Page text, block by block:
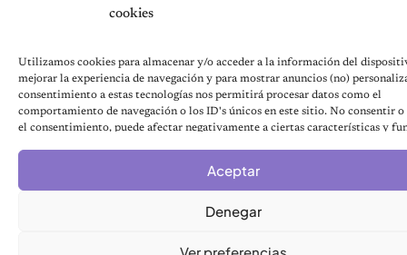
cookies
Utilizamos cookies para almacenar y/o acceder a la información del
mejorar la experiencia de navegación y para mostrar anuncios (no)
consentimiento a estas tecnologías nos permitirá procesar datos como el
comportamiento de navegación o los ID's únicos en este sitio. No consentir
el consentimiento, puede afectar negativamente a ciertas características y
Aceptar
Denegar
Ver preferencias